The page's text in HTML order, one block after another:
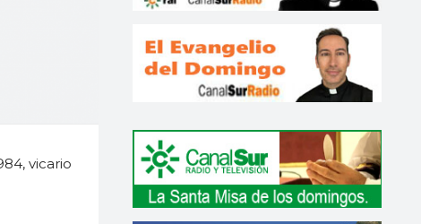
vicario